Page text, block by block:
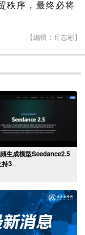
秩序，最终必将
【編輯：丘志彬】
生成模型Seedance2.5
持3